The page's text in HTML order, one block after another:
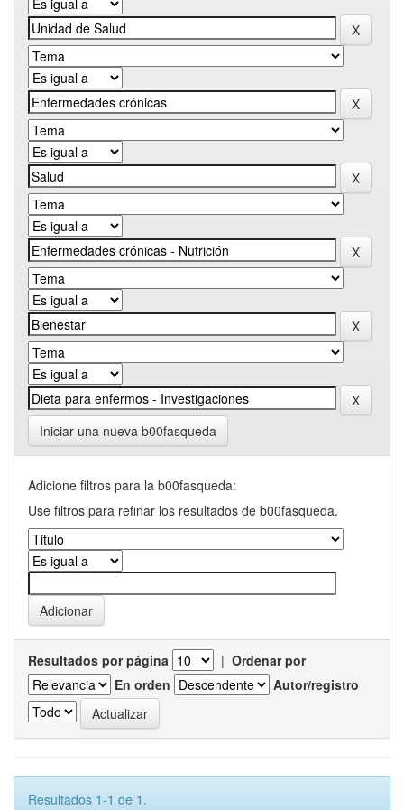
Iniciar una nueva b00fasqueda
Adicione filtros para la b00fasqueda:
Use filtros para refinar los resultados de b00fasqueda.
Resultados por página | Ordenar por
En orden
Autor/registro
Resultados 1-1 de 1.